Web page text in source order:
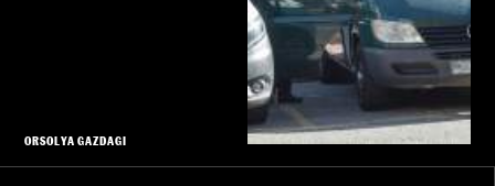
ORSOLYA GAZDAGI